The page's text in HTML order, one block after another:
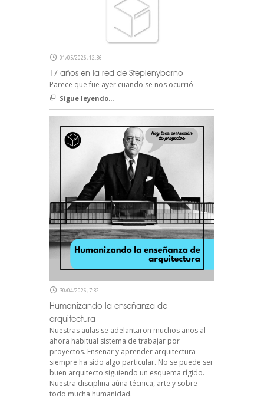
01/05/2026, 12:36
17 años en la red de Stepienybarno
Parece que fue ayer cuando se nos ocurrió
Sigue leyendo...
30/04/2026, 7:32
Humanizando la enseñanza de
arquitectura
Nuestras aulas se adelantaron muchos años al
ahora habitual sistema de trabajar por
proyectos. Enseñar y aprender arquitectura
siempre ha sido algo particular. No se puede ser
buen arquitecto siguiendo un esquema rígido.
Nuestra disciplina aúna técnica, arte y sobre
todo mucha humanidad.